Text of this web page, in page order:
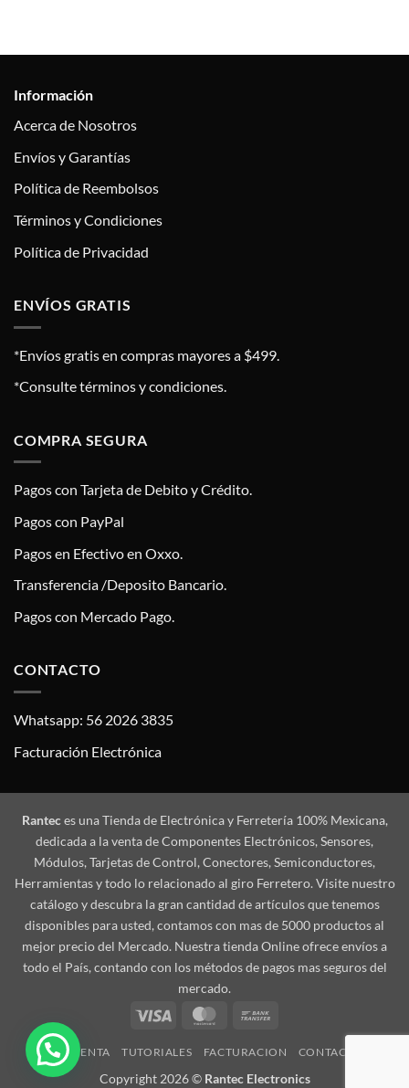
Información
Acerca de Nosotros
Envíos y Garantías
Política de Reembolsos
Términos y Condiciones
Política de Privacidad
ENVÍOS GRATIS
*Envíos gratis en compras mayores a $499.
*Consulte términos y condiciones.
COMPRA SEGURA
Pagos con Tarjeta de Debito y Crédito.
Pagos con PayPal
Pagos en Efectivo en Oxxo.
Transferencia /Deposito Bancario.
Pagos con Mercado Pago.
CONTACTO
Whatsapp: 56 2026 3835
Facturación Electrónica
Ranteces una Tienda de Electrónica y Ferretería 100% Mexicana,
dedicada a la venta de Componentes Electrónicos, Sensores,
Módulos, Tarjetas de Control, Conectores, Semiconductores,
Herramientas y todo lo relacionado al giro Ferretero. Visite nuestro
catálogo y descubra la gran cantidad de artículos que tenemos
disponibles para usted, contamos con mas de 5000 productos al
mejor precio del Mercado. Nuestra tienda Online ofrece envíos a
todo el País, contando con los métodos de pagos mas seguros del
mercado.
Visa
MasterCard
MI CUENTA TUTORIALES FACTURACION CONTACTO
Copyright 2026 © Rantec Electronics